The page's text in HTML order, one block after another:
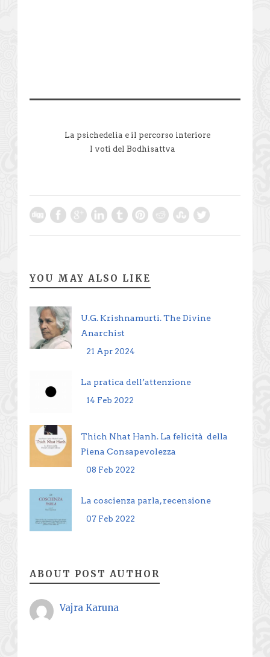
La psichedelia e il percorso interiore
I voti del Bodhisattva
YOU MAY ALSO LIKE
U.G. Krishnamurti. The Divine
Anarchist
21 Apr 2024
La pratica dell’attenzione
14 Feb 2022
Thich Nhat Hanh. La felicità della
Piena Consapevolezza
08 Feb 2022
La coscienza parla, recensione
07 Feb 2022
ABOUT POST AUTHOR
Vajra Karuna